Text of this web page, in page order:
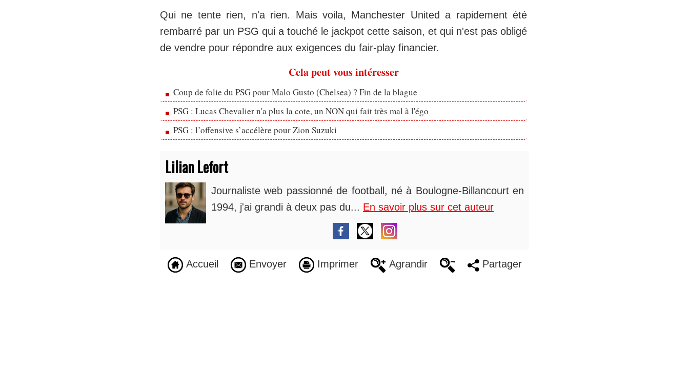
Qui ne tente rien, n'a rien. Mais voila, Manchester United a rapidement été
rembarré par un PSG qui a touché le jackpot cette saison, et qui n'est pas obligé
de vendre pour répondre aux exigences du fair-play financier.
Cela peut vous intéresser
Coup de folie du PSG pour Malo Gusto (Chelsea) ? Fin de la blague
PSG : Lucas Chevalier n'a plus la cote, un NON qui fait très mal à l'égo
PSG : l’offensive s’accélère pour Zion Suzuki
Lilian Lefort
Journaliste web passionné de football, né à Boulogne-Billancourt en
1994, j'ai grandi à deux pas du... En savoir plus sur cet auteur
Accueil Envoyer Imprimer Agrandir Partager